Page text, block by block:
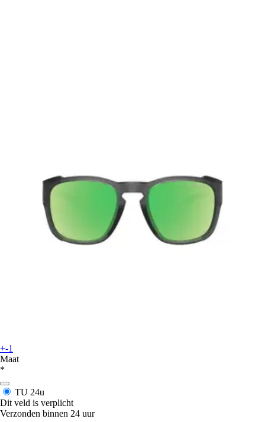
+-1
Maat
*
TU 24u
Dit veld is verplicht
Verzonden binnen 24 uur